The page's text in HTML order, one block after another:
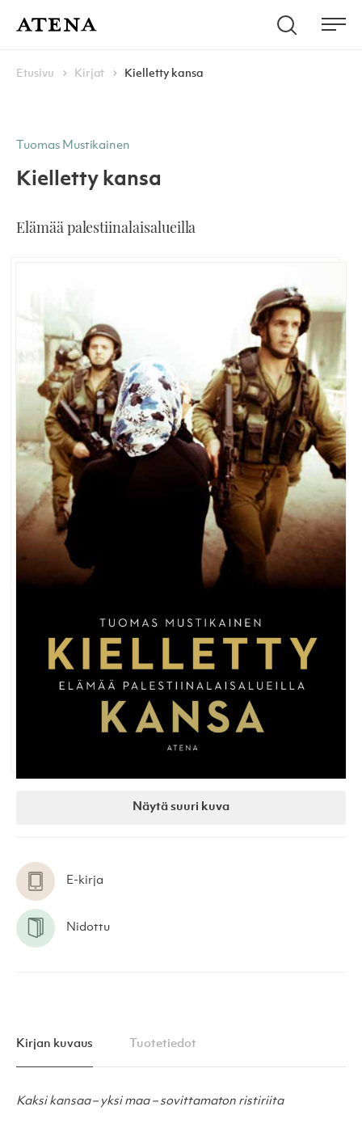
Atena Kustannus Hae
Navigoi
Etusivu
Kirjat Kielletty kansa
Tuomas Mustikainen
Kielletty kansa
Elämää palestiinalaisalueilla
Näytä suuri kuva
E-kirja
Nidottu
Kirjan kuvaus Tuotetiedot
Kaksi kansaa – yksi maa – sovittamaton ristiriita